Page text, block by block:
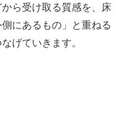
ら受け取る質感を、床
にあるもの」と重ねる
げていきます。